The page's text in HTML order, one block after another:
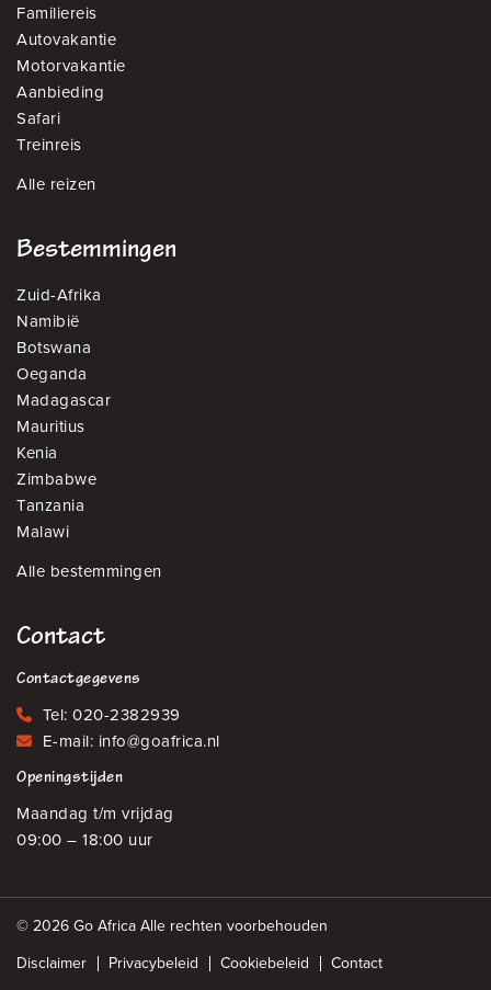
Familiereis
Autovakantie
Motorvakantie
Aanbieding
Safari
Treinreis
Alle reizen
Bestemmingen
Zuid-Afrika
Namibië
Botswana
Oeganda
Madagascar
Mauritius
Kenia
Zimbabwe
Tanzania
Malawi
Alle bestemmingen
Contact
Contactgegevens
Tel: 020-2382939
E-mail: info@goafrica.nl
Openingstijden
Maandag t/m vrijdag
09:00 – 18:00 uur
© 2026 Go Africa Alle rechten voorbehouden
Disclaimer
Privacybeleid Cookiebeleid Contact